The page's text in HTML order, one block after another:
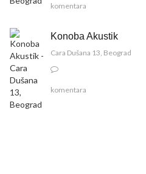
komentara
Konoba Akustik
Cara Dušana 13, Beograd
komentara